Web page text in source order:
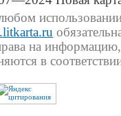
использовании
на
в